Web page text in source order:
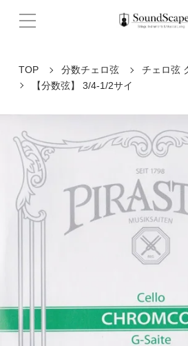
TOP 分数チェロ弦
チェロ弦
【分数弦】 3/4-1/2サイ